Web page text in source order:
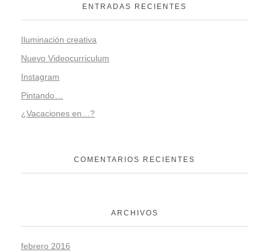
ENTRADAS RECIENTES
Iluminación creativa
Nuevo Videocurriculum
Instagram
Pintando…
¿Vacaciones en…?
COMENTARIOS RECIENTES
ARCHIVOS
febrero 2016